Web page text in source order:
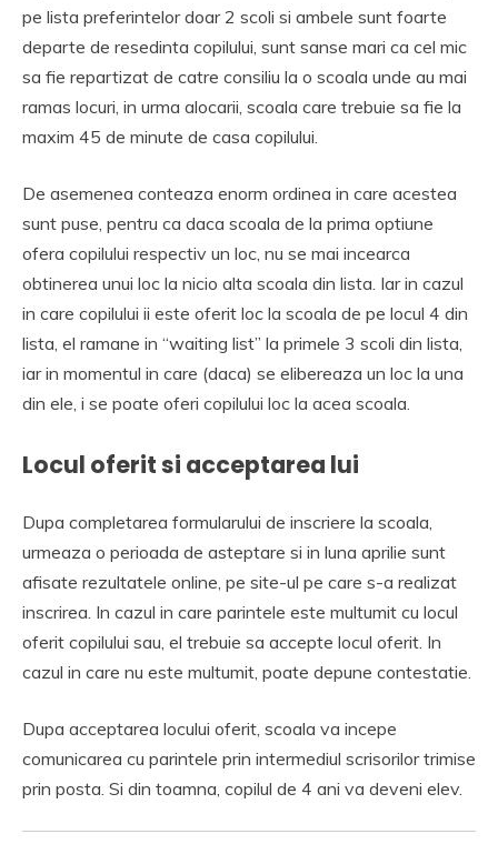
pe lista preferintelor doar 2 scoli si ambele sunt foarte
departe de resedinta copilului, sunt sanse mari ca cel mic
sa fie repartizat de catre consiliu la o scoala unde au mai
ramas locuri, in urma alocarii, scoala care trebuie sa fie la
maxim 45 de minute de casa copilului.
De asemenea conteaza enorm ordinea in care acestea
sunt puse, pentru ca daca scoala de la prima optiune
ofera copilului respectiv un loc, nu se mai incearca
obtinerea unui loc la nicio alta scoala din lista. Iar in cazul
in care copilului ii este oferit loc la scoala de pe locul 4 din
lista, el ramane in “waiting list” la primele 3 scoli din lista,
iar in momentul in care (daca) se elibereaza un loc la una
din ele, i se poate oferi copilului loc la acea scoala.
Locul oferit si acceptarea lui
Dupa completarea formularului de inscriere la scoala,
urmeaza o perioada de asteptare si in luna aprilie sunt
afisate rezultatele online, pe site-ul pe care s-a realizat
inscrirea. In cazul in care parintele este multumit cu locul
oferit copilului sau, el trebuie sa accepte locul oferit. In
cazul in care nu este multumit, poate depune contestatie.
Dupa acceptarea locului oferit, scoala va incepe
comunicarea cu parintele prin intermediul scrisorilor trimise
prin posta. Si din toamna, copilul de 4 ani va deveni elev.